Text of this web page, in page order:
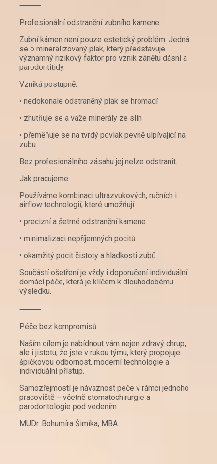
⸻
Profesionální odstranění zubního kamene
Zubní kámen není pouze estetický problém. Jedná
se o mineralizovaný plak, který představuje
významný rizikový faktor pro vznik zánětu dásní a
parodontitidy.
Vzniká postupně:
• nedokonale odstraněný plak se hromadí
• zhutňuje se a váže minerály ze slin
• přeměňuje se na tvrdý povlak pevně ulpívající na
zubu
Bez profesionálního zásahu jej nelze odstranit.
Jak pracujeme
Používáme kombinaci ultrazvukových, ručních i
airflow technologií, které umožňují:
• precizní a šetrné odstranění kamene
• minimalizaci nepříjemných pocitů
• okamžitý pocit čistoty a hladkosti zubů
Součástí ošetření je vždy i doporučení individuální
domácí péče, která je klíčem k dlouhodobému
výsledku.
⸻
Péče bez kompromisů
Naším cílem je nabídnout vám nejen zdravý chrup,
ale i jistotu, že jste v rukou týmu, který propojuje
špičkovou odbornost, moderní technologie a
individuální přístup.
Samozřejmostí je návaznost péče v rámci jednoho
pracoviště – včetně stomatochirurgie a
parodontologie pod vedením
MUDr. Bohumíra Šimíka, MBA.